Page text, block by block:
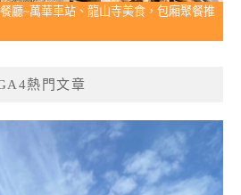
廳~萬華車站、龍山寺美食，包廂聚餐推
熱門文章